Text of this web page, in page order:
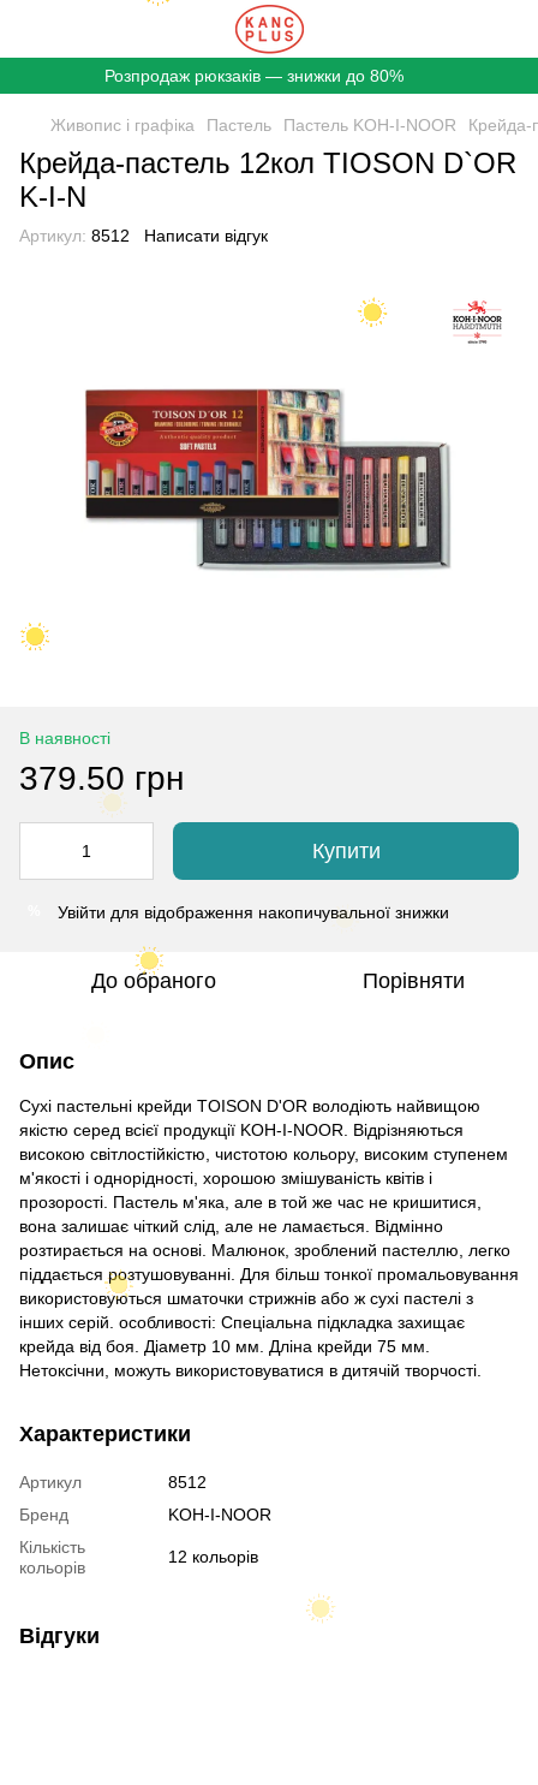
Розпродаж рюкзаків — знижки до 80%
Живопис і графіка Пастель Пастель KOH-I-NOOR Крейда-
Крейда-пастель 12кол TIOSON D`OR
K-I-N
Артикул: 8512 Написати відгук
В наявності
379.50 грн
Купити
Увійти для відображення накопичувальної знижки
До обраного Порівняти
Опис
Сухі пастельні крейди TOISON D'OR володіють найвищою
якістю серед всієї продукції KOH-I-NOOR. Відрізняються
високою світлостійкістю, чистотою кольору, високим ступенем
м'якості і однорідності, хорошою змішуваність квітів і
прозорості. Пастель м'яка, але в той же час не кришитися,
вона залишає чіткий слід, але не ламається. Відмінно
розтирається на основі. Малюнок, зроблений пастеллю, легко
піддається розтушовуванні. Для більш тонкої промальовування
використовуються шматочки стрижнів або ж сухі пастелі з
інших серій. особливості: Спеціальна підкладка захищає
крейда від боя. Діаметр 10 мм. Дліна крейди 75 мм.
Нетоксічни, можуть використовуватися в дитячій творчості.
Характеристики
Артикул
8512
Бренд
KOH-I-NOOR
Кількість
кольорів
12 кольорів
Відгуки